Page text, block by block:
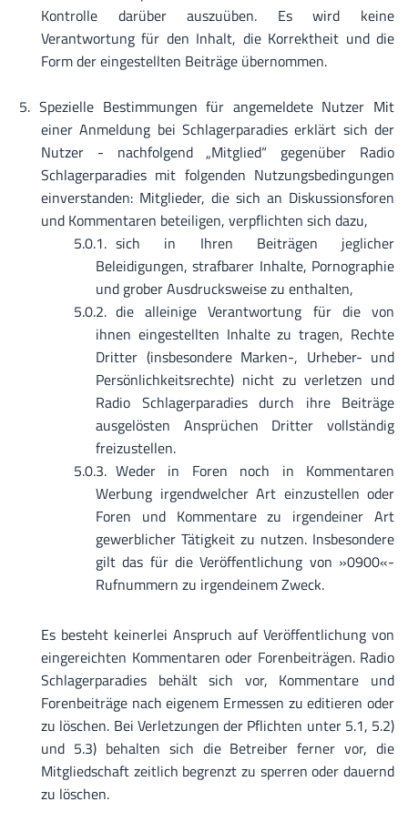
Kontrolle darüber auszuüben. Es wird keine
Verantwortung für den Inhalt, die Korrektheit und die
Form der eingestellten Beiträge übernommen.
Spezielle Bestimmungen für angemeldete Nutzer Mit
einer Anmeldung bei Schlagerparadies erklärt sich der
Nutzer - nachfolgend „Mitglied“ gegenüber Radio
Schlagerparadies mit folgenden Nutzungsbedingungen
einverstanden: Mitglieder, die sich an Diskussionsforen
und Kommentaren beteiligen, verpflichten sich dazu,
sich in Ihren Beiträgen jeglicher
Beleidigungen, strafbarer Inhalte, Pornographie
und grober Ausdrucksweise zu enthalten,
die alleinige Verantwortung für die von
ihnen eingestellten Inhalte zu tragen, Rechte
Dritter (insbesondere Marken-, Urheber- und
Persönlichkeitsrechte) nicht zu verletzen und
Radio Schlagerparadies durch ihre Beiträge
ausgelösten Ansprüchen Dritter vollständig
freizustellen.
Weder in Foren noch in Kommentaren
Werbung irgendwelcher Art einzustellen oder
Foren und Kommentare zu irgendeiner Art
gewerblicher Tätigkeit zu nutzen. Insbesondere
gilt das für die Veröffentlichung von »0900«-
Rufnummern zu irgendeinem Zweck.
Es besteht keinerlei Anspruch auf Veröffentlichung von
eingereichten Kommentaren oder Forenbeiträgen. Radio
Schlagerparadies behält sich vor, Kommentare und
Forenbeiträge nach eigenem Ermessen zu editieren oder
zu löschen. Bei Verletzungen der Pflichten unter 5.1, 5.2)
und 5.3) behalten sich die Betreiber ferner vor, die
Mitgliedschaft zeitlich begrenzt zu sperren oder dauernd
zu löschen.